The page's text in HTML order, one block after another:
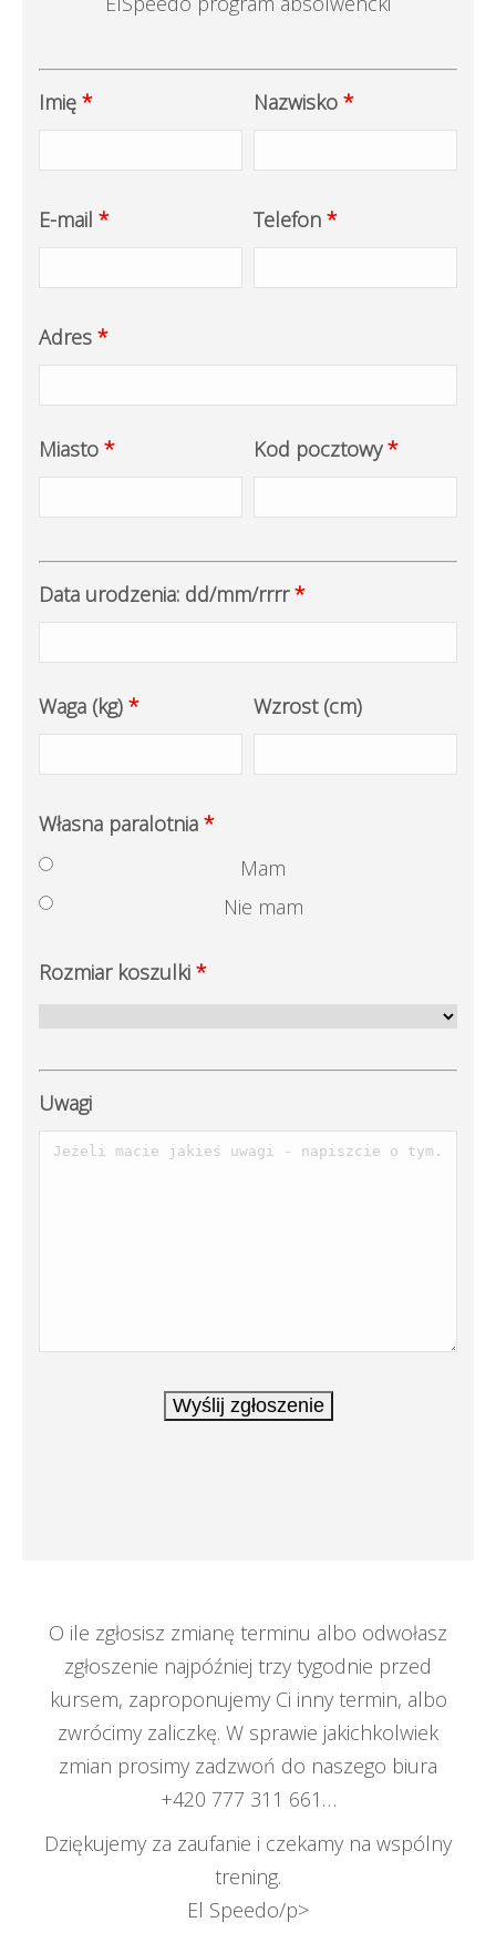
Imię * Nazwisko *
E-mail * Telefon *
Adres *
Miasto * Kod pocztowy*
Data urodzenia: dd/mm/rrrr*
Waga (kg) * Wzrost (cm)
Własna paralotnia *
Mam
Nie mam
Rozmiar koszulki *
Uwagi
O ile zgłosisz zmianę terminu albo odwołasz
zgłoszenie najpóźniej trzy tygodnie przed
kursem, zaproponujemy Ci inny termin, albo
zwrócimy zaliczkę. W sprawie jakichkolwiek
zmian prosimy zadzwoń do naszego biura
+420 777 311 661…
Dziękujemy za zaufanie i czekamy na wspólny
trening.
El Speedo/p>